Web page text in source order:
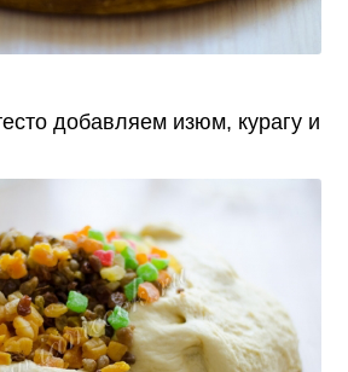
добавляем изюм, курагу и